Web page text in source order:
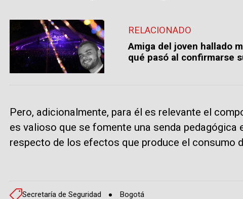
RELACIONADO
Amiga del joven hallado
qué pasó al confirmarse
Pero, adicionalmente, para él es relevante el
es valioso que se fomente una senda pedagógica
respecto de los efectos que produce el consumo
Secretaría de Seguridad Bogotá